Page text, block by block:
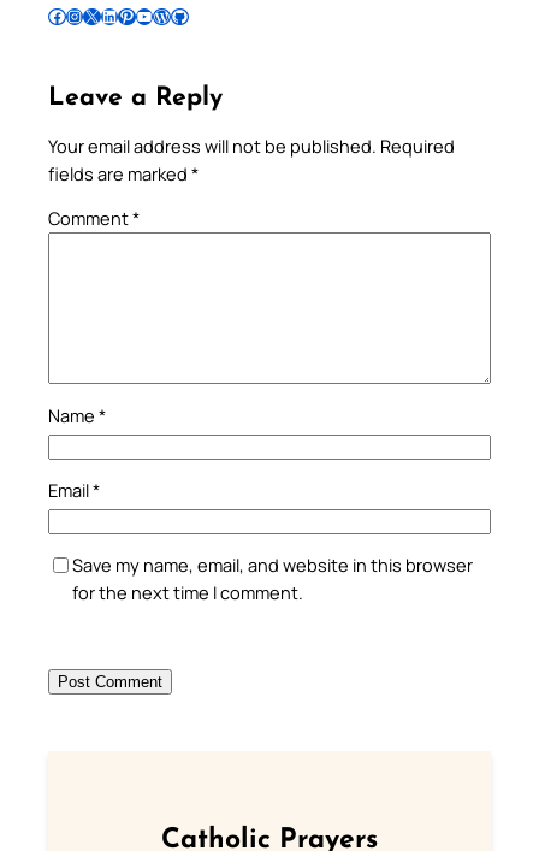
Follow Pradeep on Facebook Follow Pradeep on InstagramFollow Pradeep on X Follow Pradeep on LinkedIn Follow Pradeep on Pinterest Subscribe to Pradeep’s Youtube Channel Follow Pradeep on WordPress Follow Pradeep on GitHub
Leave a Reply
Your email address will not be published. Required
fields are marked *
Comment*
Name *
Email*
Save my name, email, and website in this browser
for the next time I comment.
Catholic Prayers